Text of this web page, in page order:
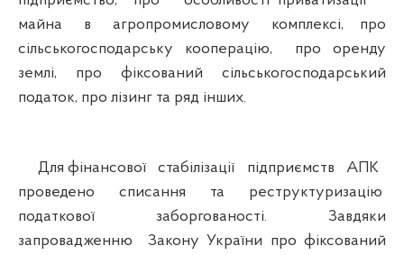
майна в агропромисловому комплексі, про
сільськогосподарську кооперацію, про оренду
землі, про фіксований сільськогосподарський
податок, про лізинг та ряд інших.
Для фінансової стабілізації підприємств АПК
проведено списання та реструктуризацію
податкової заборгованості. Завдяки
запровадженню Закону України про фіксований